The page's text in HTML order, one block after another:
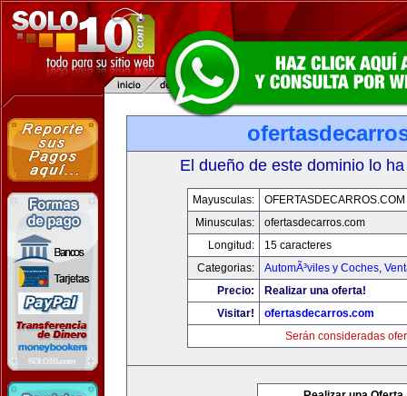
El dueño de este dominio lo
Mayusculas:
OFERTASDECARROS.COM
Minusculas:
ofertasdecarros.com
Longitud:
15 caracteres
Categorias:
AutomÃ³viles y Coches,
Precio:
Realizar una oferta!
Visitar!
ofertasdecarros.com
Serán consideradas